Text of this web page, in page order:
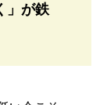
」が鉄